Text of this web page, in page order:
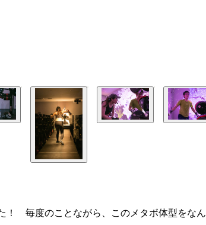
！ 毎度のことながら、このメタボ体型をなん